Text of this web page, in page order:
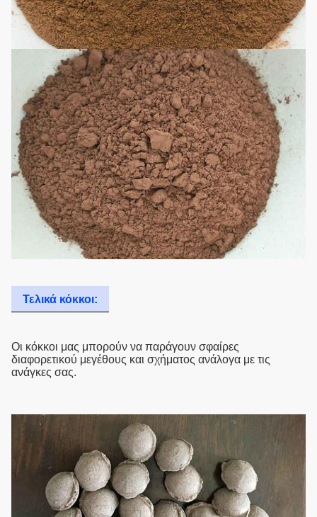
Τελικά κόκκοι:
Οι κόκκοι μας μπορούν να παράγουν σφαίρες
διαφορετικού μεγέθους και σχήματος ανάλογα με τις
ανάγκες σας.